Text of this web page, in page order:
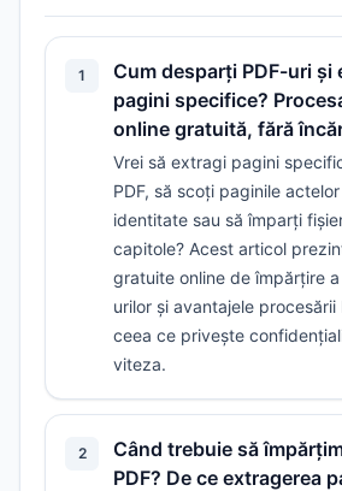
1
Cum desparți PDF-uri și
pagini specifice?
online gratuită, fără
Vrei să extragi pagini
PDF, să scoți paginile
identitate sau să împarți
capitole? Acest articol
gratuite online de împărțire a
urilor și avantajele procesării
ceea ce privește
viteza.
2
Când trebuie să
PDF? De ce extragerea